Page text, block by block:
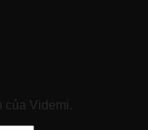
của Videmi.